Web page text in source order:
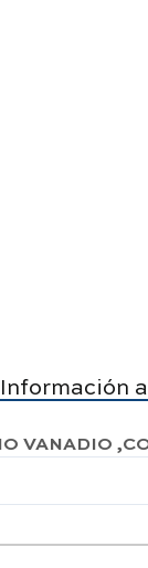
Información
VANADIO